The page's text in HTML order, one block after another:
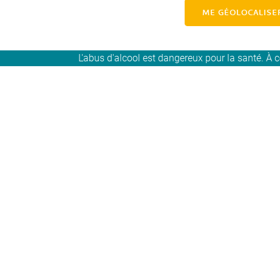
ME
L'abus d'alcool est dangereux pour la santé. À